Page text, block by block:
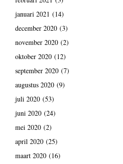
januari 2021 (14)
december 2020(3)
november 2020(2)
oktober 2020(12)
september 2020(7)
augustus 2020(9)
juli 2020(53)
juni 2020(24)
mei 2020(2)
april 2020(25)
maart 2020(16)